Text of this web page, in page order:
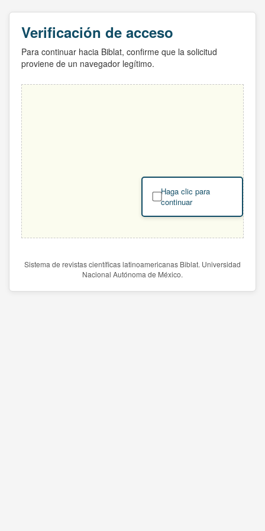
Verificación de acceso
Para continuar hacia Biblat, confirme que la solicitud
proviene de un navegador legítimo.
Haga clic para
continuar
Sistema de revistas científicas latinoamericanas Biblat. Universidad
Nacional Autónoma de México.